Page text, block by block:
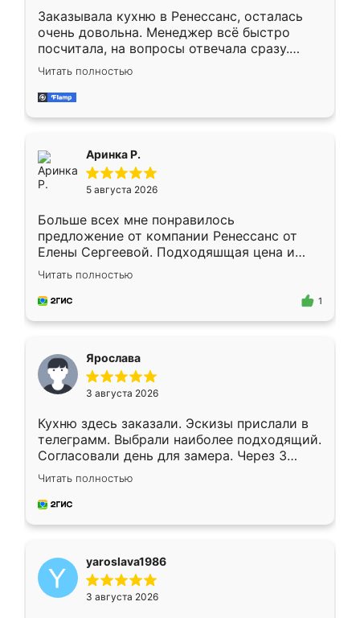
Заказывала кухню в Ренессанс, осталась
очень довольна. Менеджер всё быстро
посчитала, на вопросы отвечала сразу.
Замерщик приехал в субботу, подошёл к
делу со всей ответственностью. Собрали
за день, ребята работали аккуратно, даже
Читать полностью
Аринка Р.
5 августа 2026
Больше всех мне понравилось
предложение от компании Ренессанс от
Елены Сергеевой. Подходяшщая цена и
короткие сроки изготовления. Приехавший
для замера сотрудник Владислав
предложил по моему эскизу самый
Читать полностью
1
Ярослава
3 августа 2026
Кухню здесь заказали. Эскизы прислали в
телеграмм. Выбрали наиболее подходящий.
Согласовали день для замера. Через 3
недели кухня была уже готова. Остались
довольны работой. Спасибо Ренессанс
мебель за качественную работу!
Читать полностью
yaroslava1986
3 августа 2026